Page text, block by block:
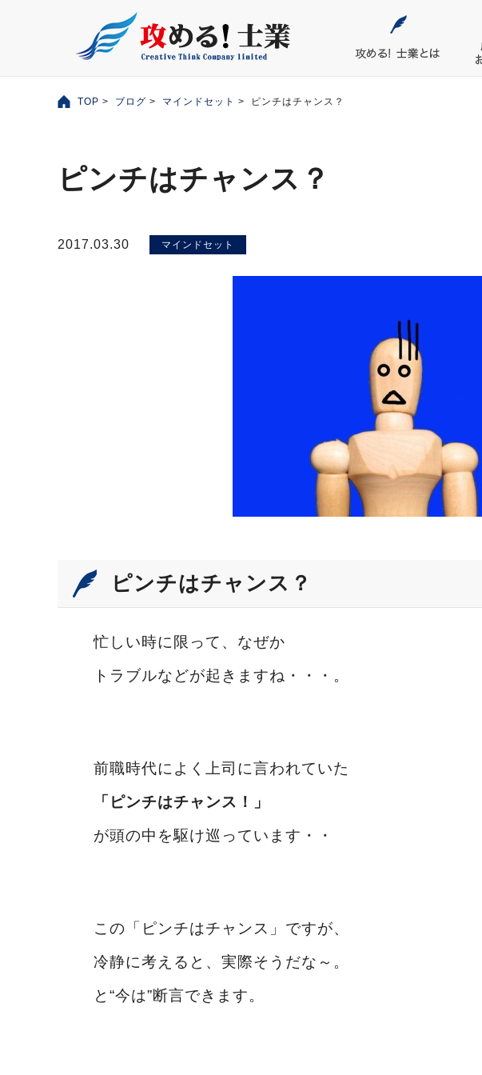
TOP > ブログ > マインドセット > ピンチはチャンス？
ピンチはチャンス？
2017.03.30 マインドセット
ピンチはチャンス？
忙しい時に限って、なぜか
トラブルなどが起きますね・・・。
前職時代によく上司に言われていた
「ピンチはチャンス！」
が頭の中を駆け巡っています・・
この「ピンチはチャンス」ですが、
冷静に考えると、実際そうだな～。
と“今は”断言できます。